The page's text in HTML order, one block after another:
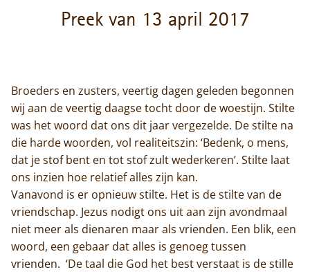
Preek van 13 april 2017
Broeders en zusters, veertig dagen geleden begonnen
wij aan de veertig daagse tocht door de woestijn. Stilte
was het woord dat ons dit jaar vergezelde. De stilte na
die harde woorden, vol realiteitszin: ‘Bedenk, o mens,
dat je stof bent en tot stof zult wederkeren’. Stilte laat
ons inzien hoe relatief alles zijn kan.
Vanavond is er opnieuw stilte. Het is de stilte van de
vriendschap. Jezus nodigt ons uit aan zijn avondmaal
niet meer als dienaren maar als vrienden. Een blik, een
woord, een gebaar dat alles is genoeg tussen
vrienden. ‘De taal die God het best verstaat is de stille